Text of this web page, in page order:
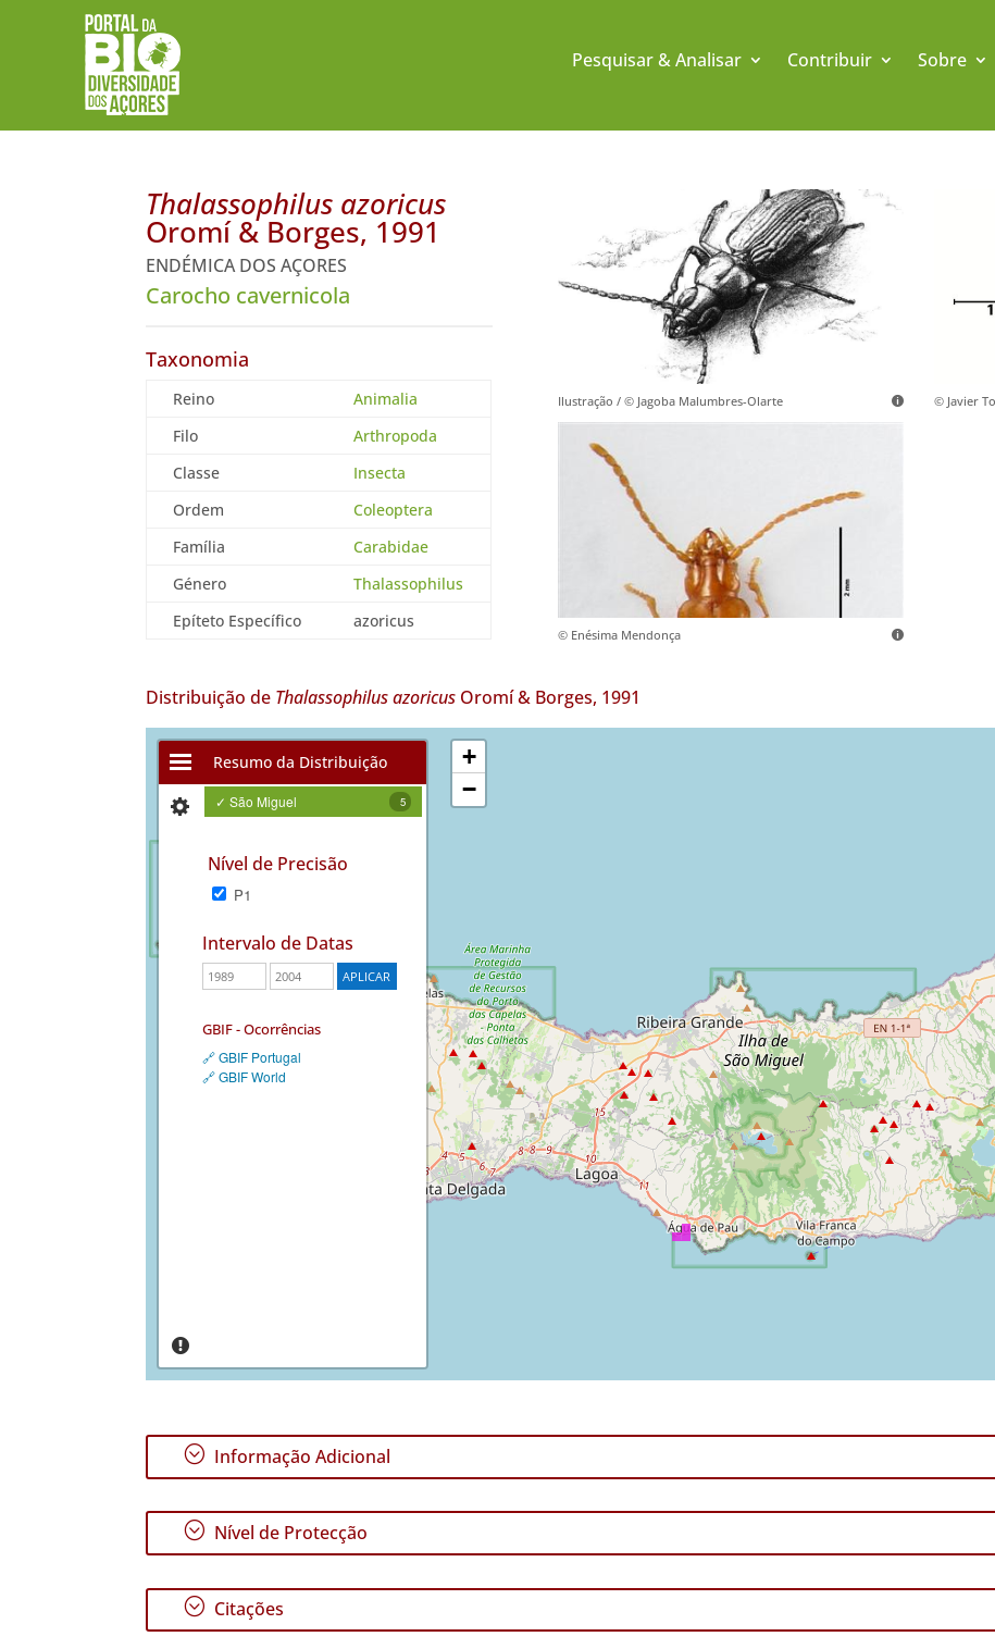
Pesquisar & Analisar Contribuir Sobre
Thalassophilus azoricus
Oromí & Borges, 1991
ENDÉMICA DOS AÇORES
Carocho cavernicola
Taxonomia
Reino
Animalia
Filo
Arthropoda
Classe
Insecta
Ordem
Coleoptera
Família
Carabidae
Género
Thalassophilus
Epíteto Específico
azoricus
Ilustração / © Jagoba Malumbres-Olarte © Javier
© Enésima Mendonça
Distribuição de Thalassophilus azoricus Oromí & Borges, 1991
Resumo da Distribuição
✓ São Miguel 5
Nível de Precisão
P1
Intervalo de Datas
GBIF - Ocorrências
🔗 GBIF Portugal
🔗 GBIF World
+
−
; Informação Adicional
; Nível de Protecção
; Citações